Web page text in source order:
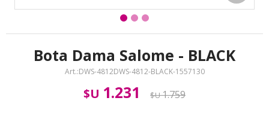
Bota Dama Salome - BLACK
DWS-4812DWS-4812-BLACK-1557130
$U 1.231 $U1.759